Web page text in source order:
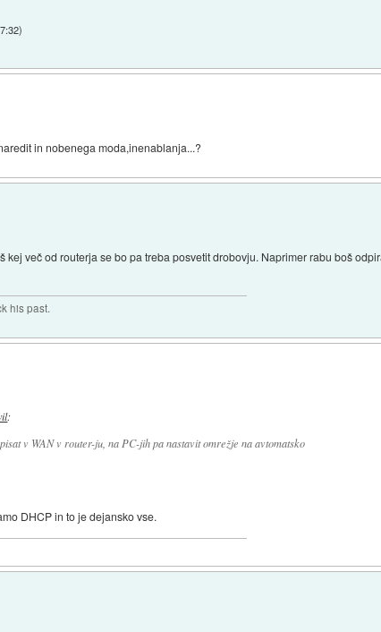
)
in nobenega moda,inenablanja...?
kej več od routerja se bo pa treba posvetit drobovju. Naprimer rabu boš
his past.
:
v WAN v router-ju, na PC-jih pa nastavit omrežje na avtomatsko
DHCP in to je dejansko vse.